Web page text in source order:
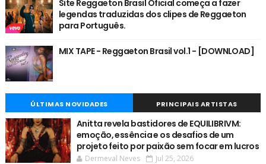
Site Reggaeton Brasil Oficial começa a fazer
legendas traduzidas dos clipes de Reggaeton
para Português.
MIX TAPE - Reggaeton Brasil vol.1 - [DOWNLOAD]
ÚLTIMAS NOVIDADES PRINCIPAIS ARTISTAS
Anitta revela bastidores de EQUILIBRIVM:
emoção, essência e os desafios de um
projeto feito por paixão sem focar em lucros
Dermeval Neves Jul 25, 2026